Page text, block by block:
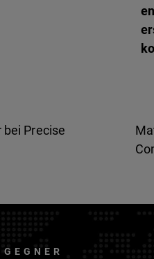
bei Precise